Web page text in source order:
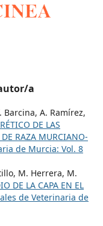
a
Barcina, A. Ramírez,
DE LAS
DE RAZA MURCIANO-
de Murcia: Vol. 8
M. Herrera, M.
DE LA CAPA EN EL
de Veterinaria de